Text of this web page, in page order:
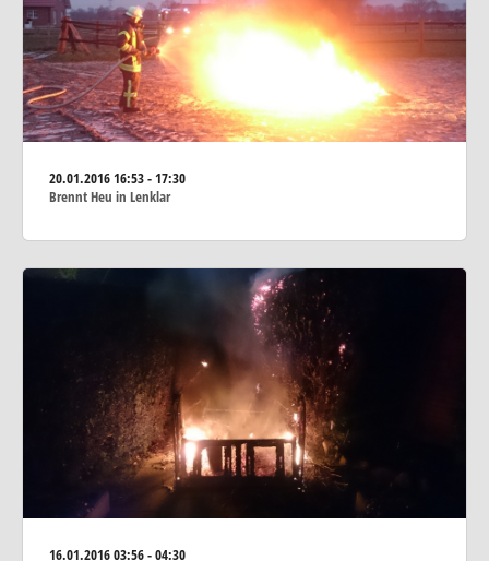
20.01.201616:53 - 17:30
Brennt Heu in Lenklar
16.01.201603:56 - 04:30